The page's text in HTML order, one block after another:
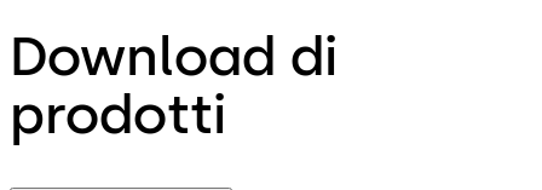
Download di
prodotti